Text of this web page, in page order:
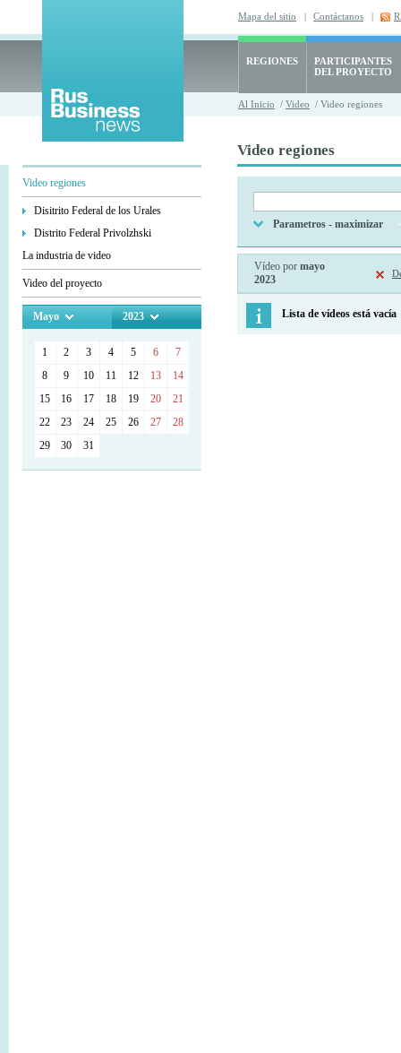
Mapa del sitio | Contáctanos |
REGIONES
PARTICIPANTES
DEL PROYECTO
Al Inicio / Video / Video regiones
Video regiones
Disitrito Federal de los Urales
Distrito Federal Privolzhski
La industria de video
Video del proyecto
Mayo 2023
1 2 3 4 5 6
7
8
9 10 11 12 13
14
15
16 17 18 19 20
21
22
23 24 25 26 27
28
29
30 31
Video regiones
Parametros - maximizar
Vídeo por mayo
2023
Lista de vídeos está vacía